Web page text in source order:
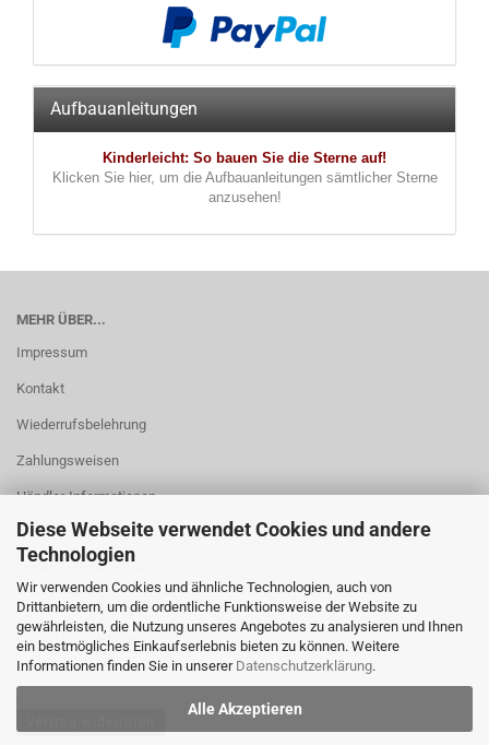
Diese Webseite verwendet Cookies und andere
Technologien
Wir verwenden Cookies und ähnliche Technologien, auch von
Drittanbietern, um die ordentliche Funktionsweise der Website zu
gewährleisten, die Nutzung unseres Angebotes zu analysieren und Ihnen
ein bestmögliches Einkaufserlebnis bieten zu können. Weitere
Informationen finden Sie in unserer Datenschutzerklärung.
Alle Akzeptieren
Aufbauanleitungen
Kinderleicht: So bauen Sie die Sterne auf!
Klicken Sie hier, um die Aufbauanleitungen sämtlicher Sterne
anzusehen!
MEHR ÜBER...
Impressum
Kontakt
Wiederrufsbelehrung
Zahlungsweisen
Händler-Informationen
AGB
Liefer- und Versandkosten
Privatsphäre und Datenschutz
Cookie Einstellungen